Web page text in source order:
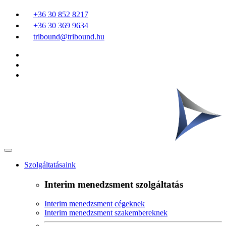
+36 30 852 8217
+36 30 369 9634
tribound@tribound.hu
Szolgáltatásaink
Interim menedzsment szolgáltatás
Interim menedzsment cégeknek
Interim menedzsment szakembereknek